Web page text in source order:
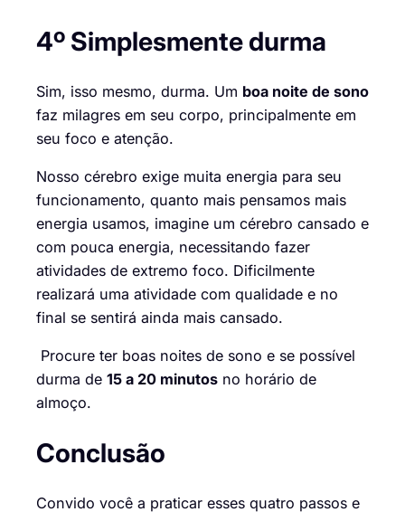
4º Simplesmentedurma
Sim, isso mesmo, durma. Um boa noite de sono
faz milagres em seu corpo, principalmente em
seu foco e atenção.
Nosso cérebro exige muita energia para seu
funcionamento, quanto mais pensamos mais
energia usamos, imagine um cérebro cansado e
com pouca energia, necessitando fazer
atividades de extremo foco. Dificilmente
realizará uma atividade com qualidade e no
final se sentirá ainda mais cansado.
Procure ter boas noites de sono e se possível
durma de 15 a 20 minutos no horário de
almoço.
Conclusão
Convido você a praticar esses quatro passos e